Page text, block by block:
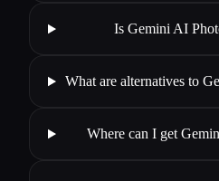
Is Gemini AI
What are alternatives to
Where can I get